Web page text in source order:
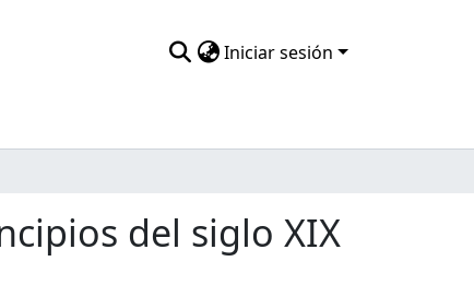
Iniciar sesión
del siglo XIX